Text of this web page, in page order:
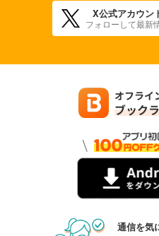
X公式アカウン
フォローして最新
通信を気